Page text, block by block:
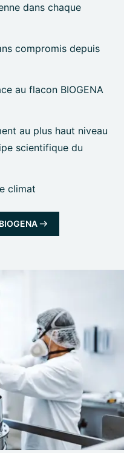
dans chaque
compromis depuis
au flacon BIOGENA
au plus haut niveau
scientifique du
climat